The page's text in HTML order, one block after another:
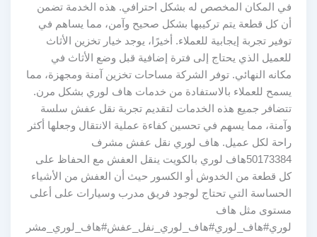
في المكان المخصص له بشكل احترافي. هذه الخدمة تضمن
أن كل قطعة يتم تركيبها بشكل صحيح وآمن، مما يساهم في
توفير تجربة إيجابية للعملاء. أخيرًا، يوجد خيار تخزين الأثاث
للعميل الذي يحتاج إلى فترة إضافية قبل وضع الأثاث في
مكانه النهائي. توفر الشركة مساحات تخزين آمنة ومجهزة، مما
يسمح للعملاء بالاستفادة من خدمات هاف لوري بشكل مرن.
تتضافر جميع هذه الخدمات لتقديم تجربة نقل عفش سلسة
وآمنة، مما يسهم في تحسين كفاءة عملية الانتقال وجعلها أكثر
راحة لكل عميل. هاف لوري نقل عفش مشرف
50173384هاف لوري بالكويت ينقل العفش مع الحفاظ على
كل قطعة من الخدوش أو الكسور حيث أن العفش من الأشياء
الحساسة التي تحتاج لوجود فريق مدرب وسيارات على أعلى
مستوى مثل هاف
لوري#هاف_لوري#هاف_لوري_نفل_عفش#هاف_لوري_مشر